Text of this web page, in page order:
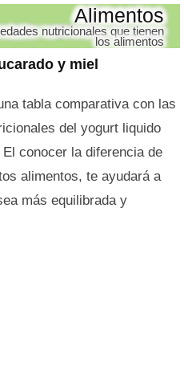
y miel
Alimentos
nutricionales que tienen
los alimentos
tabla comparativa con las
del yogurt liquido
conocer la diferencia de
alimentos, te ayudará a
más equilibrada y